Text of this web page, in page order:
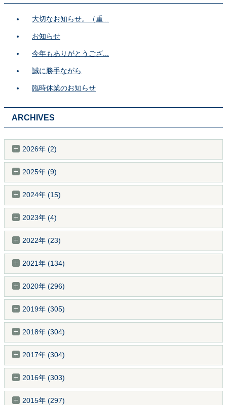
大切なお知らせ。（重...
お知らせ
今年もありがとうござ...
誠に勝手ながら
臨時休業のお知らせ
ARCHIVES
2026年 (2)
2025年 (9)
2024年 (15)
2023年 (4)
2022年 (23)
2021年 (134)
2020年 (296)
2019年 (305)
2018年 (304)
2017年 (304)
2016年 (303)
2015年 (297)